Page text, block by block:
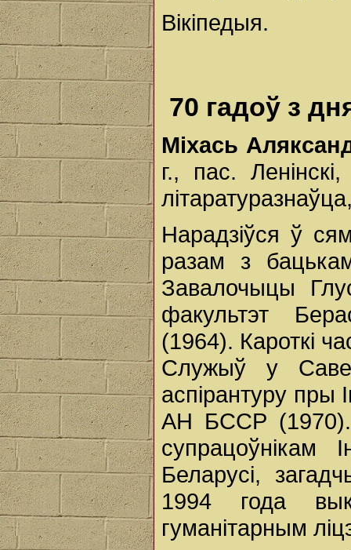
Вікіпедыя.
70 гадоў з
Міхась
г., пас.
Нарадзіўся ў
разам з
Завалочыцы
факультэт
(1964). Кароткі
Служыў у
аспірантуру пры
АН БССР (1970).
супрацоўнікам
Беларусі,
1994 года
гуманітарным